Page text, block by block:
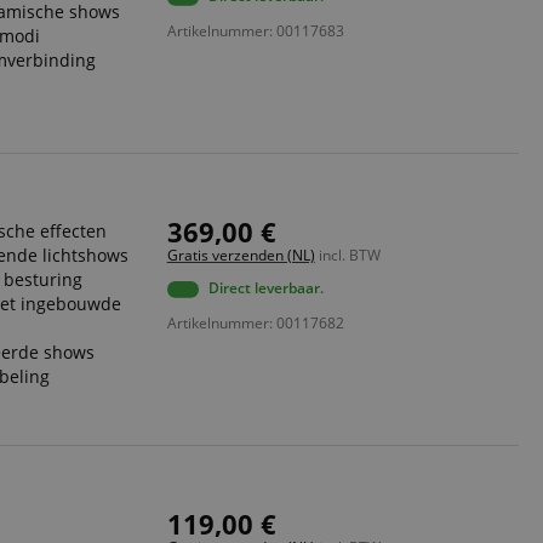
shows
Artikelnummer: 00117683
effecten
lichtshows
besturing
ingebouwde
shows
369,00 €
Gratis verzenden (NL) incl. BTW
Direct leverbaar.
Artikelnummer: 00117682
119,00 €
service om
De
werken.
are used by the
so users can
pages.
used to facilitate
session by the